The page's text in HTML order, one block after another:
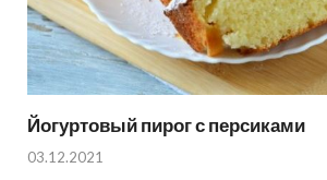
Йогуртовый пирог с персиками
03.12.2021